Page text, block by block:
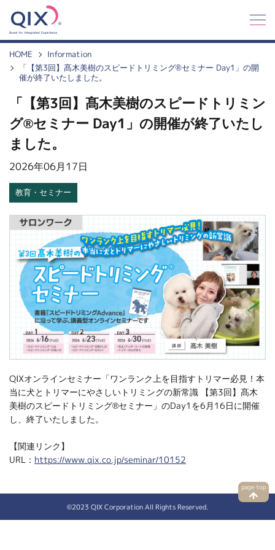
Q
X
HOME
Information
「【第3回】髙木美樹のスピードトリミング®セミナー Day1」の開
催が終了いたしました。
「【第3回】髙木美樹のスピードトリミン
グ®セミナー Day1」の開催が終了いたし
ました。
2026年06月17日
教育・セミナー
QIXオンラインセミナー「ワンランク上を目指すトリマー必見！本
当に犬とトリマーにやさしいトリミングの新常識 【第3回】髙木
美樹のスピードトリミング®セミナー」のDay1を6月16日に開催
し、終了いたしました。
【関連リンク】
URL： https://www.qix.co.jp/seminar/10152
©2023 QIX Corporation All Rights Reserved.
page top